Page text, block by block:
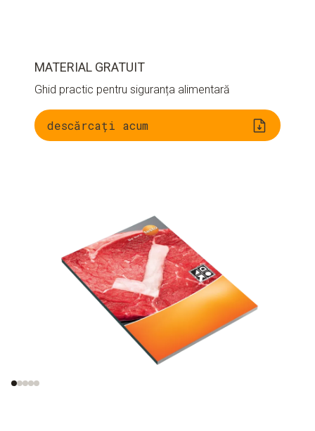
MATERIAL GRATUIT
Ghid practic pentru siguranța alimentară
descărcați acum
Cadru legal, inclusiv
Informații privind
creșterea lăstarilor